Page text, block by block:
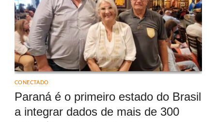
CONECTADO
Paraná é o primeiro estado do Brasil
a integrar dados de mais de 300